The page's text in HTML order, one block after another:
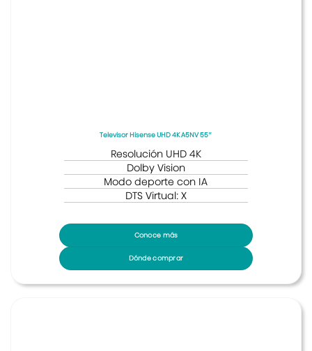
Televisor Hisense UHD 4K A5NV 55″
Resolución UHD 4K
Dolby Vision
Modo deporte con IA
DTS Virtual: X
Conoce más
Dónde comprar